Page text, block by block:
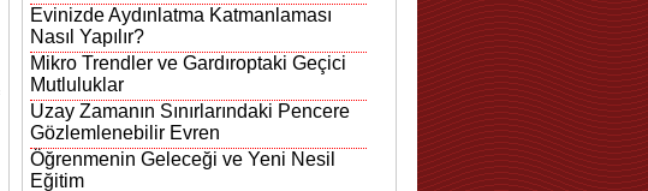
Evinizde Aydınlatma Katmanlaması
Nasıl Yapılır?
Mikro Trendler ve Gardıroptaki Geçici
Mutluluklar
Uzay Zamanın Sınırlarındaki Pencere
Gözlemlenebilir Evren
Öğrenmenin Geleceği ve Yeni Nesil
Eğitim